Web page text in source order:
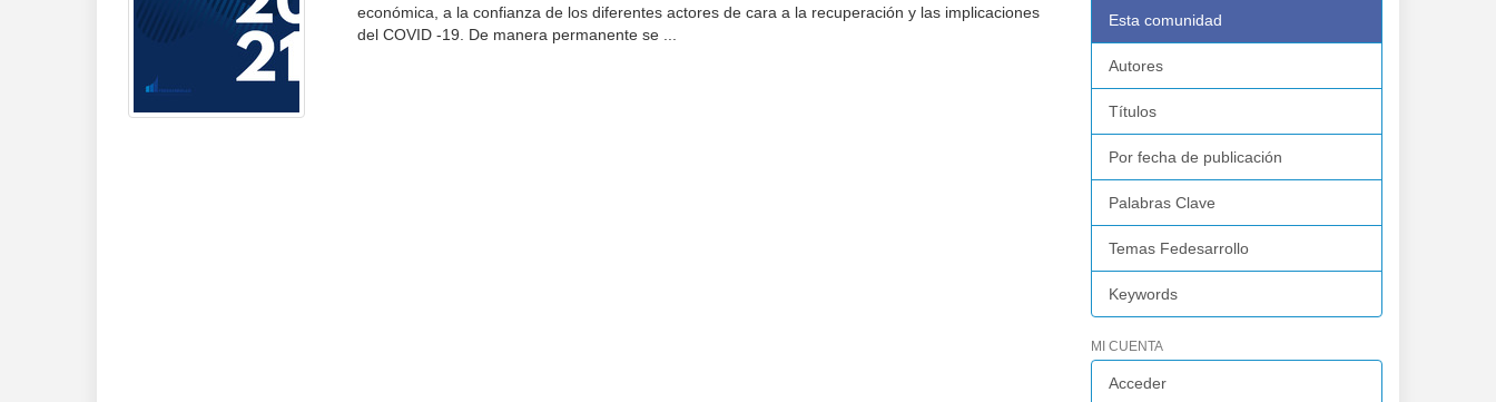
económica, a la confianza de los diferentes actores de cara a la recuperación y las implicaciones
del COVID -19. De manera permanente se ...
Esta comunidad
Autores
Títulos
Por fecha de publicación
Palabras Clave
Temas Fedesarrollo
Keywords
MI CUENTA
Acceder